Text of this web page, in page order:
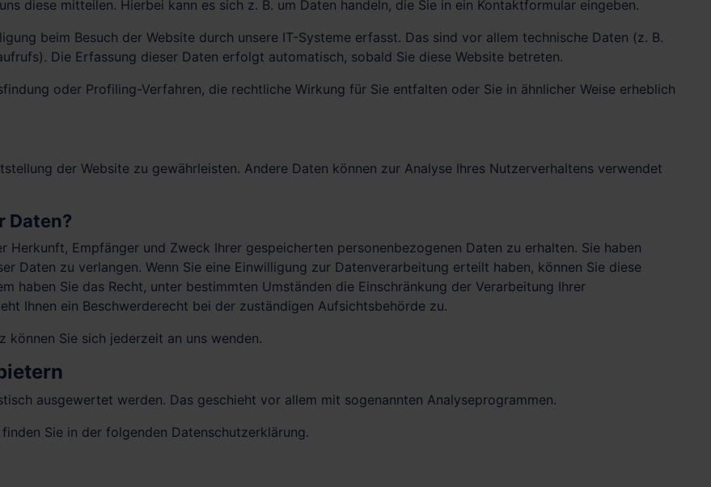
diese mitteilen. Hierbei kann es sich z. B. um Daten handeln, die Sie in ein Kontaktformular eingeben.
beim Besuch der Website durch unsere IT-Systeme erfasst. Das sind vor allem technische Daten (z. B.
Die Erfassung dieser Daten erfolgt automatisch, sobald Sie diese Website betreten.
oder Profiling-Verfahren, die rechtliche Wirkung für Sie entfalten oder Sie in ähnlicher Weise erheblich
der Website zu gewährleisten. Andere Daten können zur Analyse Ihres Nutzerverhaltens verwendet
Daten?
Empfänger und Zweck Ihrer gespeicherten personenbezogenen Daten zu erhalten. Sie haben
Daten zu verlangen. Wenn Sie eine Einwilligung zur Datenverarbeitung erteilt haben, können Sie diese
haben Sie das Recht, unter bestimmten Umständen die Einschränkung der Verarbeitung Ihrer
Ihnen ein Beschwerderecht bei der zuständigen Aufsichtsbehörde zu.
können Sie sich jederzeit an uns wenden.
ausgewertet werden. Das geschieht vor allem mit sogenannten Analyseprogrammen.
Sie in der folgenden Datenschutzerklärung.